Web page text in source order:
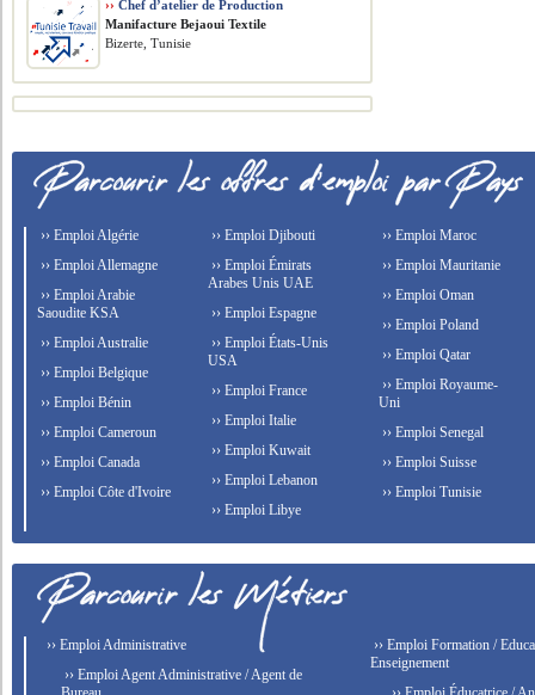
›› Chef d’atelier de Production
Manifacture Bejaoui Textile
Bizerte, Tunisie
›› Emploi Algérie
›› Emploi Allemagne
›› Emploi Arabie
Saoudite KSA
›› Emploi Australie
›› Emploi Belgique
›› Emploi Bénin
›› Emploi Cameroun
›› Emploi Canada
›› Emploi Côte d'Ivoire
›› Emploi Djibouti
›› Emploi Émirats
Arabes Unis UAE
›› Emploi Espagne
›› Emploi États-Unis
USA
›› Emploi France
›› Emploi Italie
›› Emploi Kuwait
›› Emploi Lebanon
›› Emploi Libye
›› Emploi Maroc
›› Emploi Mauritanie
›› Emploi Oman
›› Emploi Poland
›› Emploi Qatar
›› Emploi Royaume-
Uni
›› Emploi Senegal
›› Emploi Suisse
›› Emploi Tunisie
›› Emploi Administrative
›› Emploi Agent Administrative / Agent de
›› Emploi Formation /
Enseignement